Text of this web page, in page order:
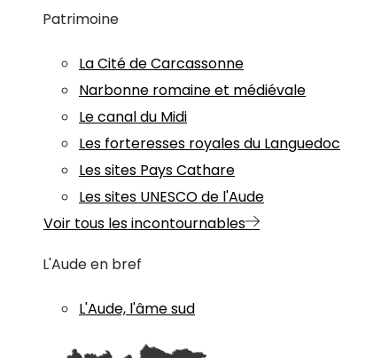
Patrimoine
La Cité de Carcassonne
Narbonne romaine et médiévale
Le canal du Midi
Les forteresses royales du Languedoc
Les sites Pays Cathare
Les sites UNESCO de l'Aude
Voir tous les incontournables
L'Aude en bref
L'Aude, l'âme sud